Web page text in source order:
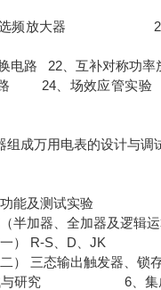
及选频放大器 20
电路 22、互补对称功率
路 24、场效应管实
组成万用电表的设计与调
能及测试实验
半加器、全加器及逻辑
） R-S、D、JK
） 三态输出触发器、锁
试与研究 6、集成